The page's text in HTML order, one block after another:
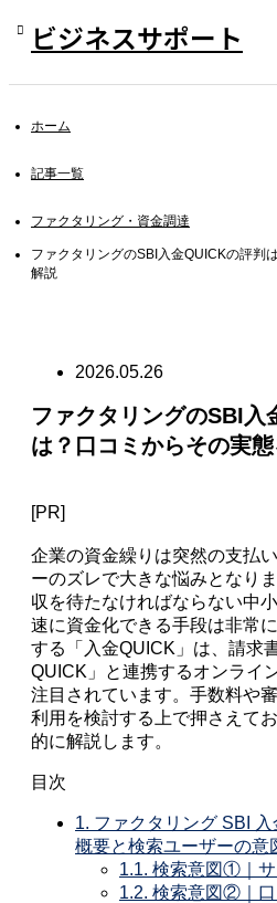
ビジネスサポート
ホーム
記事一覧
ファクタリング・資金調達
ファクタリングのSBI入金QUICKの評判
解説
2026.05.26
ファクタリングのSBI入
は？口コミからその実
[PR]
企業の資金繰りは突然の支払
ーのズレで大きな悩みとなり
収を待たなければならない中
速に資金化できる手段は非常
する「入金QUICK」は、請求
QUICK」と連携するオンライ
注目されています。手数料や
利用を検討する上で押さえて
的に解説します。
目次
1. ファクタリング SBI
概要と検索ユーザーの意
1.1. 検索意図①｜
1.2. 検索意図②｜口